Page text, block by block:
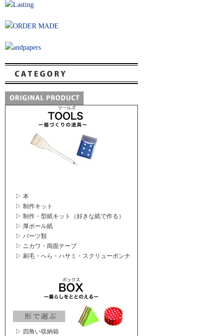
▷ 本
▷ 制作キット
▷ 制作・型紙キット（好きな紙で作る）
▷ 厚ボール紙
▷ パーツ類
▷ ニカワ・両面テープ
▷ 刷毛・へら・ハサミ・スクリューポンチ
▷ 四角い収納箱